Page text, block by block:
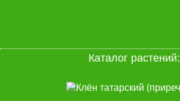
Каталог растений: